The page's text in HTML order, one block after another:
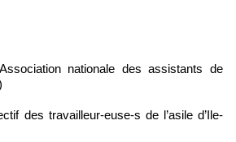
nationale des assistants de
des travailleur-euse-s de l’asile d’Ile-